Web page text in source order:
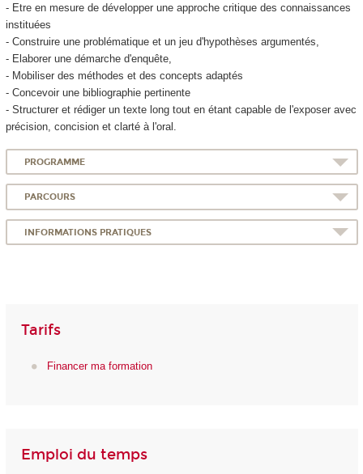
- Etre en mesure de développer une approche critique des connaissances
instituées
- Construire une problématique et un jeu d'hypothèses argumentés,
- Elaborer une démarche d'enquête,
- Mobiliser des méthodes et des concepts adaptés
- Concevoir une bibliographie pertinente
- Structurer et rédiger un texte long tout en étant capable de l'exposer avec
précision, concision et clarté à l'oral.
PROGRAMME
PARCOURS
INFORMATIONS PRATIQUES
Tarifs
Financer ma formation
Emploi du temps